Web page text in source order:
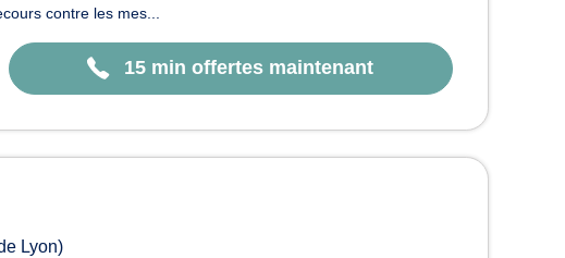
contre les mes...
15 min offertes maintenant
Lyon)